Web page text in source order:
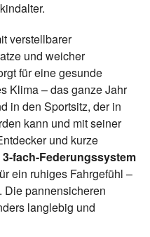
verstellbarer
und weicher
für eine gesunde
Klima – das ganze Jahr
in den Sportsitz, der in
kann und mit seiner
und kurze
3-fach-Federungssystem
ein ruhiges Fahrgefühl –
Die pannensicheren
langlebig und